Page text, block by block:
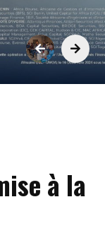
à la